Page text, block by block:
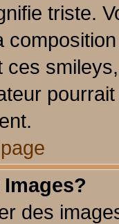
triste.
ces
des